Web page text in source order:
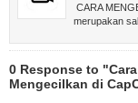
CARA
merupakan
0 Response to
Mengecilkan di